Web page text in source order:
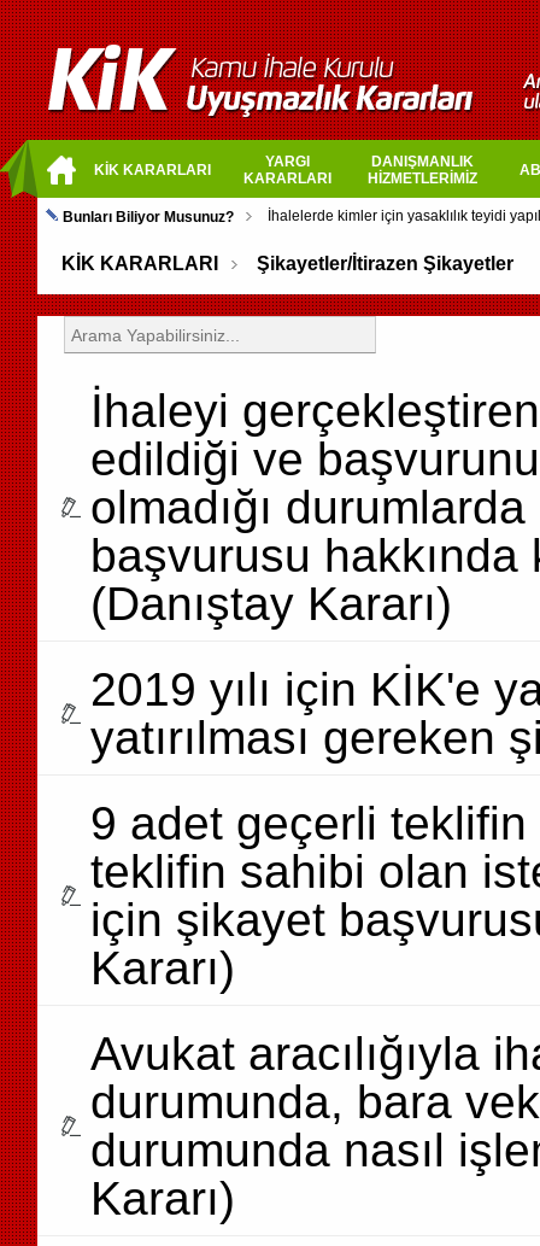
KİK KARARLARI
YARGI
KARARLARI
DANIŞMANLIK
HİZMETLERİMİZ
Bunları Biliyor Musunuz?
KİK KARARLARI Şikayetler/İtirazen Şikayetler
İhaleyi
edildiği ve
olmadığı
başvurusu
(Danıştay Kararı)
2019 yılı için KİK'e
yatırılması gereken
9 adet geçerli
teklifin sahibi olan
için şikayet
Kararı)
Avukat aracılığıyla
durumunda, bara
durumunda nasıl
Kararı)